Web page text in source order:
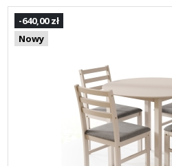
-640,00 zł
Nowy